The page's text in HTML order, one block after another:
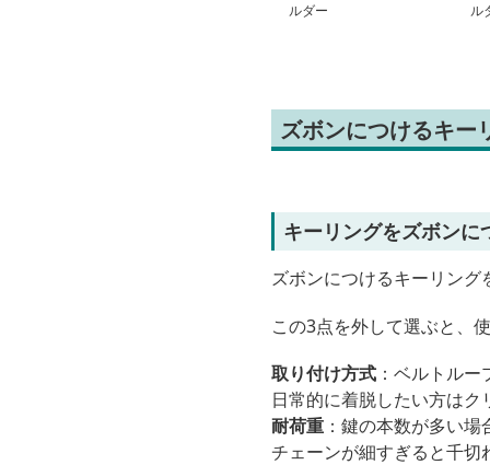
ルダー
ル
ズボンにつけるキー
キーリングをズボンに
ズボンにつけるキーリン
この3点を外して選ぶと、
取り付け方式 ：ベルトル
日常的に着脱したい方は
耐荷重 ：鍵の本数が多い
チェーンが細すぎると千切